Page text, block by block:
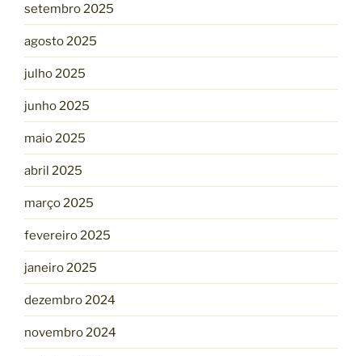
setembro 2025
agosto 2025
julho 2025
junho 2025
maio 2025
abril 2025
março 2025
fevereiro 2025
janeiro 2025
dezembro 2024
novembro 2024